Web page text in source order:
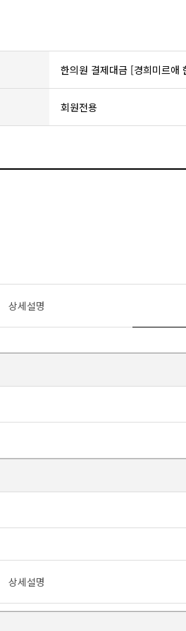
한의원 결제대금 [경희미르애
회원전용
상세설명
상세설명